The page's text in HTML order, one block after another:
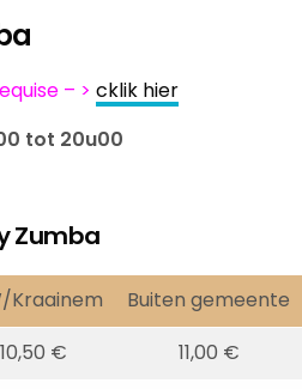
– >cklik hier
tot 20u00
Zumba
Kraainem
Buiten gemeente
10,50 €
11,00 €